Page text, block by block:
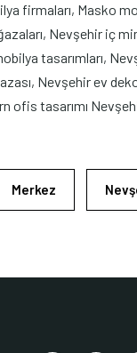
firmaları, Masko
Nevşehir iç
tasarımları,
Nevşehir ev
ofis tasarımı
Merkez